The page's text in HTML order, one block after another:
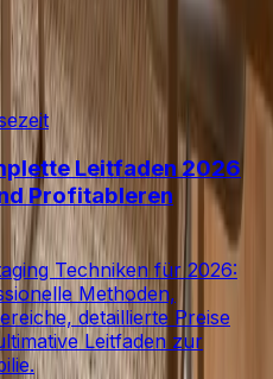
Leitfaden 2026
Profitableren
Techniken für 2026:
Methoden,
detaillierte Preise
Leitfaden zur